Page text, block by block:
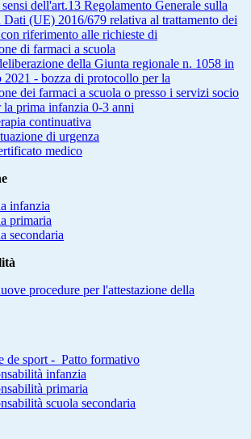
dell'art.13 Regolamento Generale sulla
Dati (UE) 2016/679 relativa al trattamento dei
riferimento alle richieste di
di farmaci a scuola
della Giunta regionale n. 1058 in
2021 - bozza di protocollo per la
dei farmaci a scuola o presso i servizi socio
la prima infanzia 0-3 anni
continuativa
di urgenza
medico
infanzia
primaria
secondaria
procedure per l'attestazione della
de sport - Patto formativo
infanzia
primaria
scuola secondaria